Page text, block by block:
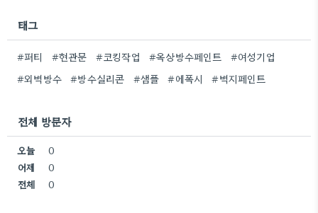
태그
#퍼티 #현관문 #코킹작업 #옥상방수페인트
#여성기업
#외벽방수
#방수실리콘 #샘플 #에폭시 #벽지페인트
전체 방문자
오늘
0
어제
0
전체
0